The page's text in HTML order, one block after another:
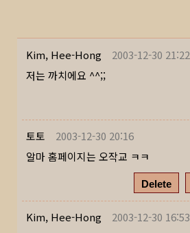
Kim, Hee-Hong
2003-12-30 21:22
저는 까치에요 ^^;;
토토
2003-12-30 20:16
알마 홈페이지는 오작교 ㅋㅋ
Delete
Kim, Hee-Hong
2003-12-30 16:53